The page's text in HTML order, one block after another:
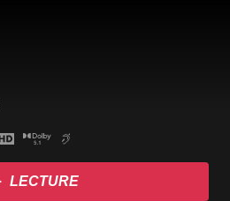
LECTURE